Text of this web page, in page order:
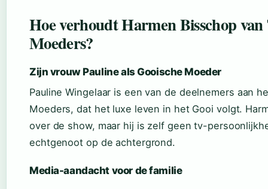
Hoe verhoudt Harmen Bisschop
Moeders?
Zijn vrouw Pauline als Gooische Moeder
Pauline Wingelaar is een van de deelnemers aan
Moeders, dat het luxe leven in het Gooi volgt.
over de show, maar hij is zelf geen tv-
echtgenoot op de achtergrond.
Media-aandacht voor de familie